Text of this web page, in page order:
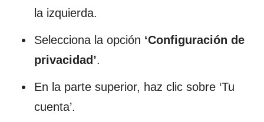
la izquierda.
Selecciona la opción ‘Configuración de
privacidad’.
En la parte superior, haz clic sobre ‘Tu
cuenta’.